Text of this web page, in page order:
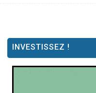
INVESTISSEZ !